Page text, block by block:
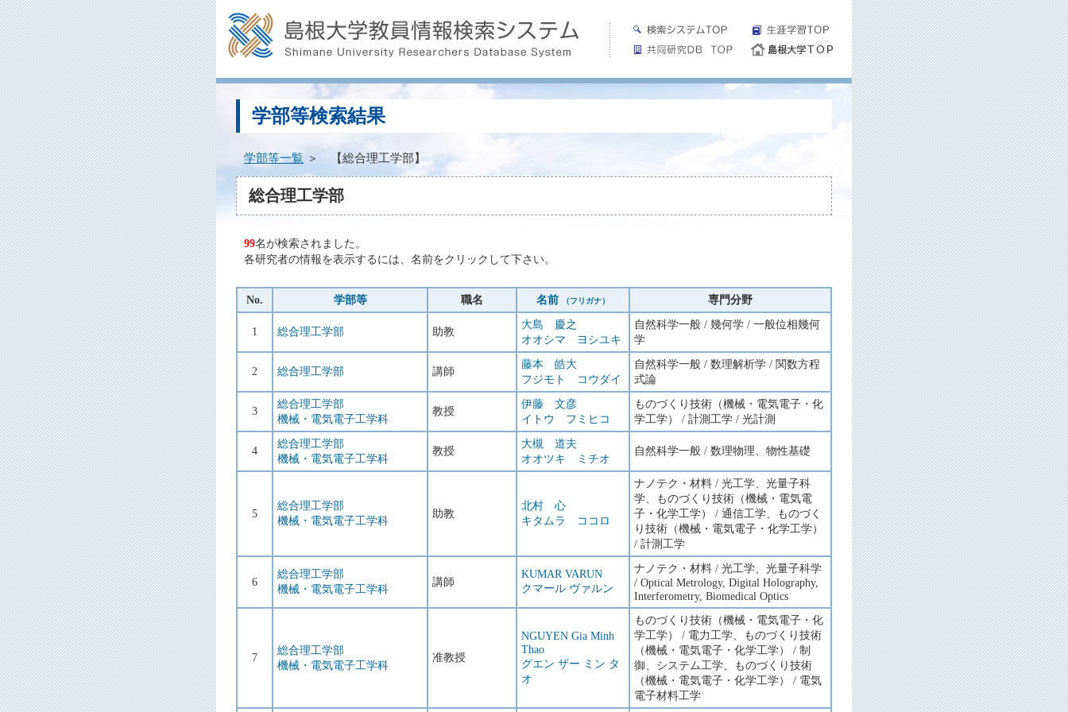
学部等検索結果
学部等一覧 ＞ 【総合理工学部】
総合理工学部
99名が検索されました。
各研究者の情報を表示するには、名前をクリックして下さい。
No. 学部等 職名 名前 （フリガナ） 専門分野
1 総合理工学部 助教
大島 慶之
オオシマ ヨシユキ
自然科学一般 / 幾何学 / 一般位相幾何
学
2 総合理工学部 講師
藤本 皓大
フジモト コウダイ
自然科学一般 / 数理解析学 / 関数方程
式論
3
総合理工学部
機械・電気電子工学科
教授
伊藤 文彦
イトウ フミヒコ
ものづくり技術（機械・電気電子・化
学工学） / 計測工学 / 光計測
4
総合理工学部
機械・電気電子工学科
教授
大槻 道夫
オオツキ ミチオ
自然科学一般 / 数理物理、物性基礎
5
総合理工学部
機械・電気電子工学科
助教
北村 心
キタムラ ココロ
ナノテク・材料 / 光工学、光量子科
学、ものづくり技術（機械・電気電
子・化学工学） / 通信工学、ものづく
り技術（機械・電気電子・化学工学）
/ 計測工学
6
総合理工学部
機械・電気電子工学科
講師
KUMAR VARUN
クマール ヴァルン
ナノテク・材料 / 光工学、光量子科学
/ Optical Metrology, Digital Holography,
Interferometry, Biomedical Optics
7
総合理工学部
機械・電気電子工学科
准教授
NGUYEN Gia Minh
Thao
グエン ザー ミン タ
オ
ものづくり技術（機械・電気電子・化
学工学） / 電力工学、ものづくり技術
（機械・電気電子・化学工学） / 制
御、システム工学、ものづくり技術
（機械・電気電子・化学工学） / 電気
電子材料工学